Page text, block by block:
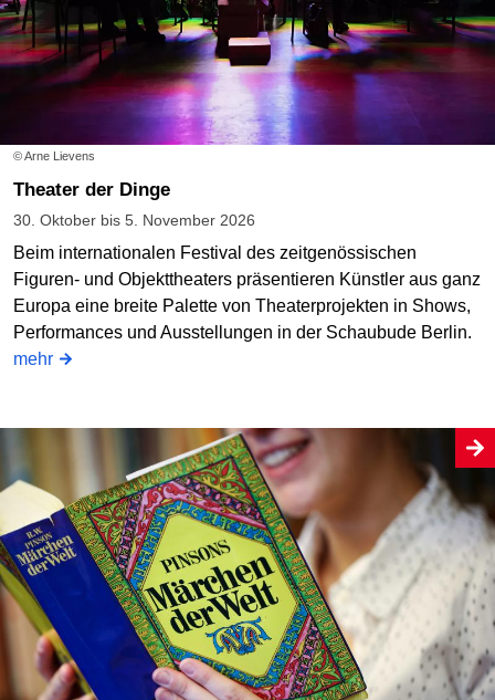
© Arne Lievens
Theater der Dinge
30. Oktober bis 5. November 2026
Beim internationalen Festival des zeitgenössischen
Figuren- und Objekttheaters präsentieren Künstler aus ganz
Europa eine breite Palette von Theaterprojekten in Shows,
Performances und Ausstellungen in der Schaubude Berlin.
mehr